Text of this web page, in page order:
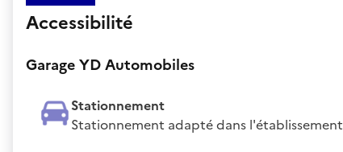
Accessibilité
Garage YD Automobiles
Stationnement
Stationnement adapté dans l'établissement